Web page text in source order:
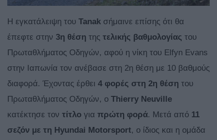
Η εγκατάλειψη του Tanak σήμαινε επίσης ότι θα
έπεφτε στην 3η θέση της τελικής βαθμολογίας του
Πρωταθλήματος Οδηγών, αφού η νίκη του Elfyn Evans
στην Ιαπωνία τον ανέβασε στη 2η θέση με 10 βαθμούς
διαφορά. Έχοντας έρθει 4 φορές στη 2η θέση του
Πρωταθλήματος Οδηγών, ο Thierry Neuville
κατέκτησε τον τίτλο για πρώτη φορά. Μετά από 11
σεζόν με τη Hyundai Motorsport, ο ίδιος και η ομάδα